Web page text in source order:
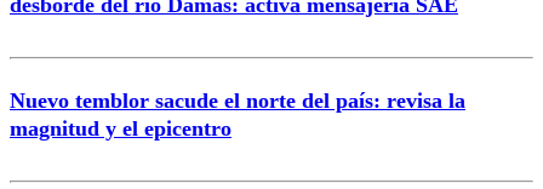
desborde del río Damas: activa mensajería SAE
Nuevo temblor sacude el norte del país: revisa la
magnitud y el epicentro